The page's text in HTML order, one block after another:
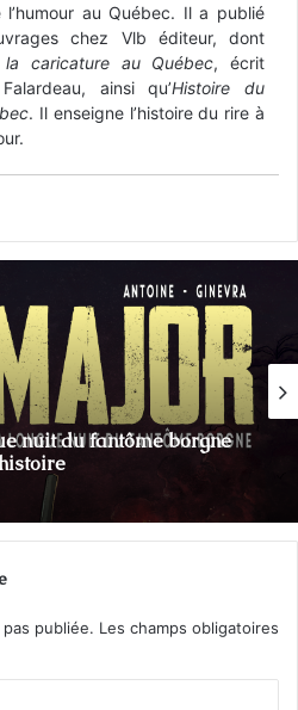
l’humour au Québec. Il a publié
chez Vlb éditeur, dont
caricature au Québec, écrit
ainsi qu’Histoire du
. Il enseigne l’histoire du rire à
nuit du fantôme borgne
publiée. Les champs obligatoires